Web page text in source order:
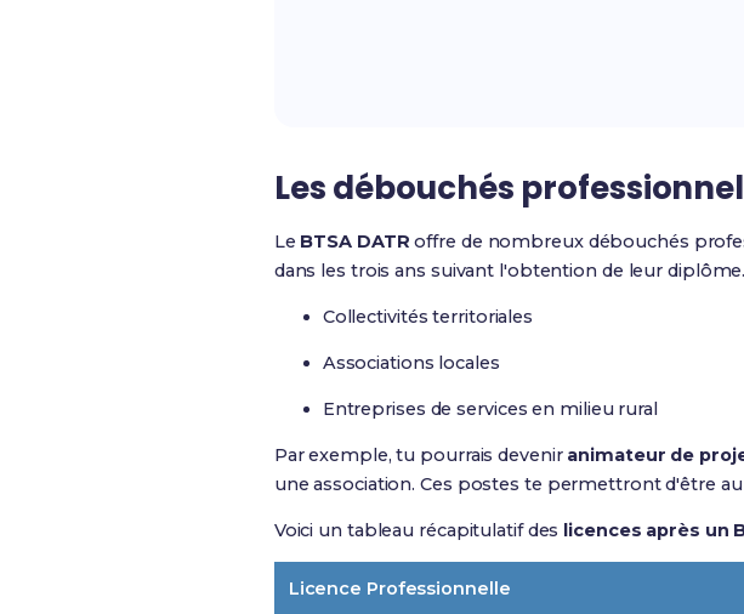
Les débouchés
Le BTSA DATR offre de nombreux débouchés
dans les trois ans suivant l'obtention de leur
Collectivités territoriales
Associations locales
Entreprises de services en milieu rural
Par exemple, tu pourrais devenir animateur de
une association. Ces postes te permettront d'être
Voici un tableau récapitulatif des licences après un
Licence Professionnelle